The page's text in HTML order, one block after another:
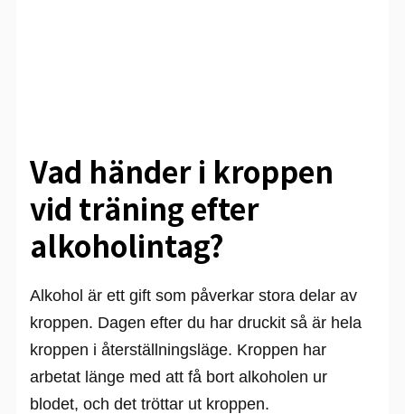
Vad händer i kroppen
vid träning efter
alkoholintag?
Alkohol är ett gift som påverkar stora delar av
kroppen. Dagen efter du har druckit så är hela
kroppen i återställningsläge. Kroppen har
arbetat länge med att få bort alkoholen ur
blodet, och det tröttar ut kroppen.